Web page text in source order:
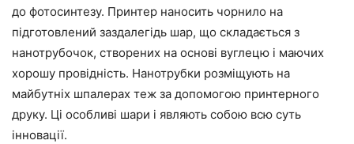
до фотосинтезу. Принтер наносить чорнило на
підготовлений заздалегідь шар, що складається з
нанотрубочок, створених на основі вуглецю і маючих
хорошу провідність. Нанотрубки розміщують на
майбутніх шпалерах теж за допомогою принтерного
друку. Ці особливі шари і являють собою всю суть
інновації.